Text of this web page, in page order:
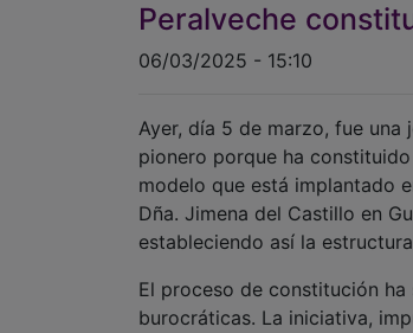
Peralveche
06/03/2025 - 15:10
Ayer, día 5 de marzo, fue
pionero porque ha
modelo que está implantado
Dña. Jimena del Castillo en
estableciendo así la
El proceso de constitución
burocráticas. La iniciativa,